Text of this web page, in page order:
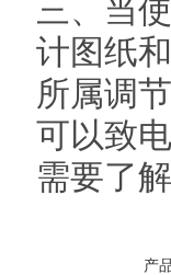
三、当
计图纸
所属调
可以致
需要了
产